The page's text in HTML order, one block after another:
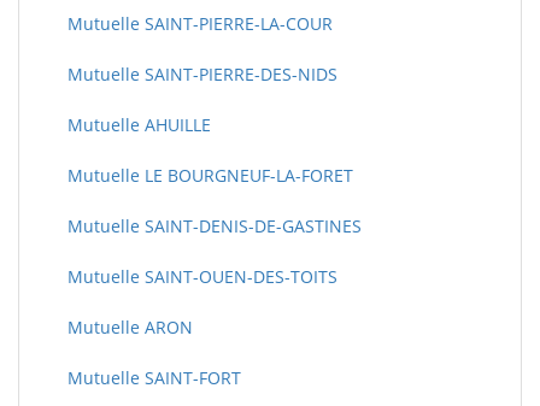
Mutuelle SAINT-PIERRE-LA-COUR
Mutuelle SAINT-PIERRE-DES-NIDS
Mutuelle AHUILLE
Mutuelle LE BOURGNEUF-LA-FORET
Mutuelle SAINT-DENIS-DE-GASTINES
Mutuelle SAINT-OUEN-DES-TOITS
Mutuelle ARON
Mutuelle SAINT-FORT